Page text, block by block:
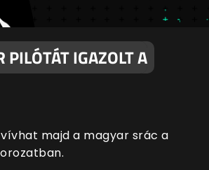
PILÓTÁT IGAZOLT A
majd a magyar srác a